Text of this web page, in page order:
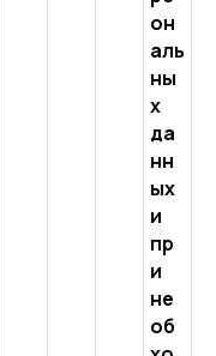
он
аль
ны
х
да
нн
ых
и
пр
и
не
об